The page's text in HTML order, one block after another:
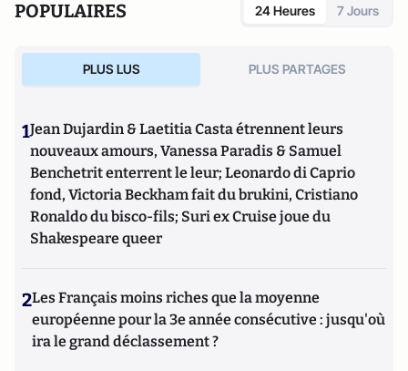
POPULAIRES 24 Heures 7 Jours
PLUS LUS PLUS PARTAGES
1Jean Dujardin & Laetitia Casta étrennent leurs
nouveaux amours, Vanessa Paradis & Samuel
Benchetrit enterrent le leur; Leonardo di Caprio
fond, Victoria Beckham fait du brukini, Cristiano
Ronaldo du bisco-fils; Suri ex Cruise joue du
Shakespeare queer
2Les Français moins riches que la moyenne
européenne pour la 3e année consécutive : jusqu'où
ira le grand déclassement ?